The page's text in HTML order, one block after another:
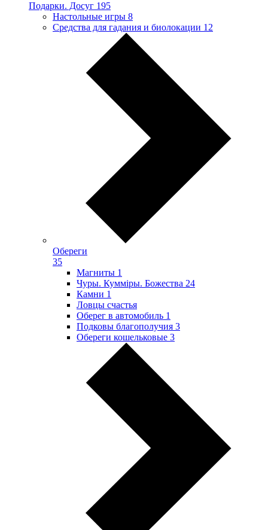
Подарки. Досуг 195
Настольные игры 8
Средства для гадания и биолокации 12
Обереги
35
Магниты 1
Чуры. Куммiры. Божества 24
Камни 1
Ловцы счастья
Оберег в автомобиль 1
Подковы благополучия 3
Обереги кошельковые 3